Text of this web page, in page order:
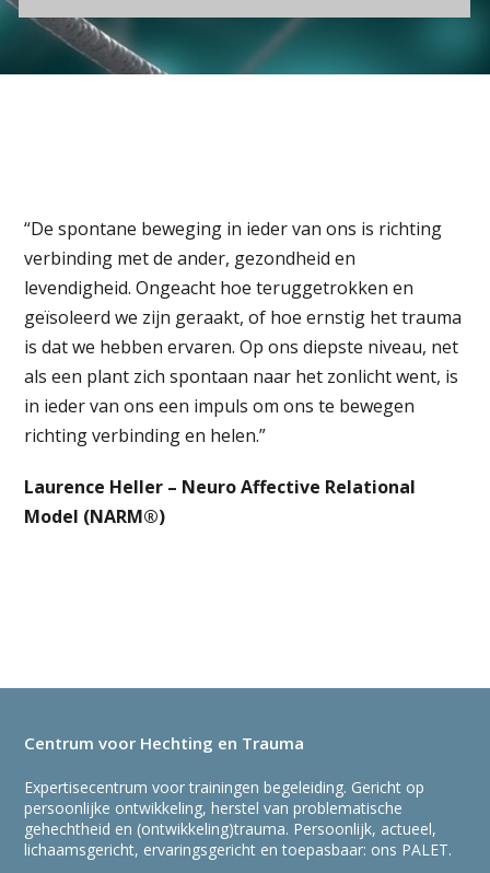
“De spontane beweging in ieder van ons is richting
verbinding met de ander, gezondheid en
levendigheid. Ongeacht hoe teruggetrokken en
geïsoleerd we zijn geraakt, of hoe ernstig het trauma
is dat we hebben ervaren. Op ons diepste niveau, net
als een plant zich spontaan naar het zonlicht went, is
in ieder van ons een impuls om ons te bewegen
richting verbinding en helen.”
Laurence Heller – Neuro Affective Relational
Model (NARM®)
Centrum voor Hechting en Trauma
Expertisecentrum voor trainingen begeleiding. Gericht op
persoonlijke ontwikkeling, herstel van problematische
gehechtheid en (ontwikkeling)trauma. Persoonlijk, actueel,
lichaamsgericht, ervaringsgericht en toepasbaar: ons PALET.